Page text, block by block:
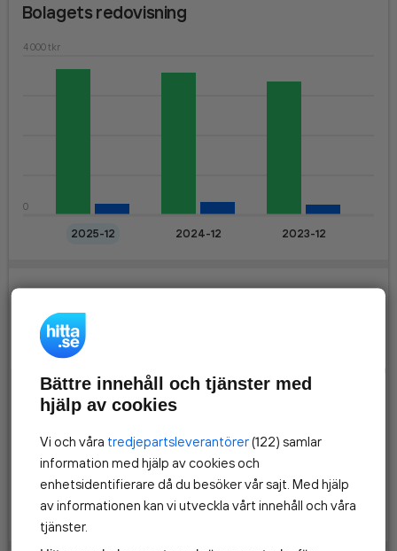
Bolagets redovisning
2025-12 2024-12 2023-12
4 000 tkr
0
2025-12
Omsättning
Res. e. fin
Årets resultat 291
Bättre innehåll och tjänster med
hjälp av cookies
Vi och våra tredjepartsleverantörer(122) samlar
information med hjälp av cookies och
enhetsidentifierare då du besöker vår sajt. Med hjälp
av informationen kan vi utveckla vårt innehåll och våra
tjänster.